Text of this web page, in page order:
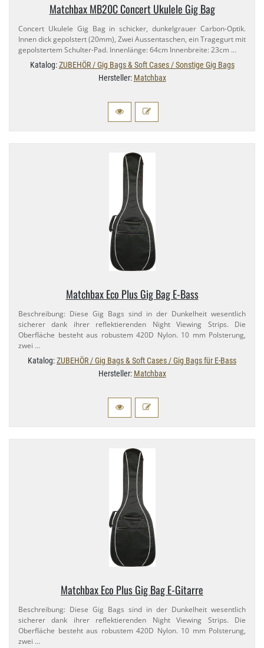
Matchbax MB20C Concert Ukulele Gig Bag
Concert Ukulele Gig Bag in schicker, dunkelgrauer Carbon-​Optik.
Innen dick gepolstert (20mm), Zwei Aussentaschen, ein Tragegurt mit
gepolstertem Schulter-​Pad. Innenlänge: 64cm Innenbreite: 23cm …
Katalog:ZUBEHÖR / Gig Bags & Soft Cases / Sonstige Gig Bags
Hersteller: Matchbax
Matchbax Eco Plus Gig Bag E-​Bass
Beschreibung: Diese Gig Bags sind in der Dunkelheit wesentlich
sicherer dank ihrer reflektierenden Night Viewing Strips. Die
Oberfläche besteht aus robustem 420D Nylon. 10 mm Polsterung,
zwei …
Katalog:ZUBEHÖR / Gig Bags & Soft Cases / Gig Bags für E-Bass
Hersteller: Matchbax
Matchbax Eco Plus Gig Bag E-​Gitarre
Beschreibung: Diese Gig Bags sind in der Dunkelheit wesentlich
sicherer dank ihrer reflektierenden Night Viewing Strips. Die
Oberfläche besteht aus robustem 420D Nylon. 10 mm Polsterung,
zwei …